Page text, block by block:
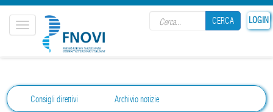
LOGIN
CERCA
CERCA
Toggle
navigation
Consigli direttivi Archivio notizie